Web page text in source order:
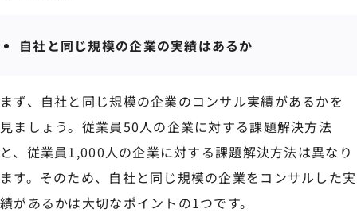
自社と同じ規模の企業の実績はあるか
まず、自社と同じ規模の企業のコンサル実績があるかを
見ましょう。従業員50人の企業に対する課題解決方法
と、従業員1,000人の企業に対する課題解決方法は異なり
ます。そのため、自社と同じ規模の企業をコンサルした実
績があるかは大切なポイントの1つです。